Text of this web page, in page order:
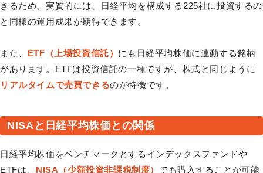
きるため、実質的には、日経平均を構成する225社に投資するの
と同様の運用成果が期待できます。
また、 ETF（上場投資信託） にも日経平均株価に連動する銘柄
があります。ETFは投資信託の一種ですが、株式と同じように
リアルタイムで売買できるのが特徴です。
NISAと日経平均株価との関係
日経平均株価をベンチマークとするインデックスファンドや
ETFは、 NISA（少額投資非課税制度） でも購入することが可能